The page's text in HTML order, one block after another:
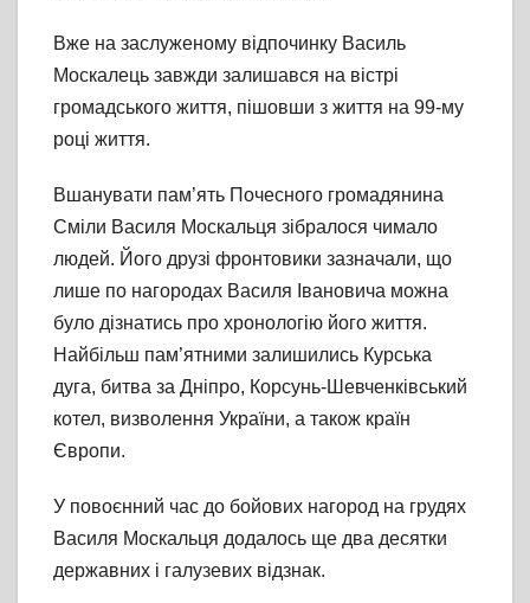
Вже на заслуженому відпочинку Василь
Москалець завжди залишався на вістрі
громадського життя, пішовши з життя на 99-му
році життя.
Вшанувати пам’ять Почесного громадянина
Сміли Василя Москальця зібралося чимало
людей. Його друзі фронтовики зазначали, що
лише по нагородах Василя Івановича можна
було дізнатись про хронологію його життя.
Найбільш пам’ятними залишились Курська
дуга, битва за Дніпро, Корсунь-Шевченківський
котел, визволення України, а також країн
Європи.
У повоєнний час до бойових нагород на грудях
Василя Москальця додалось ще два десятки
державних і галузевих відзнак.